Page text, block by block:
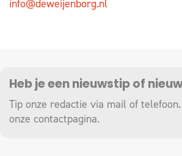
info@deweijenborg.nl
Heb je een nieuwstip of
Tip onze redactie via mail of
onze contactpagina.